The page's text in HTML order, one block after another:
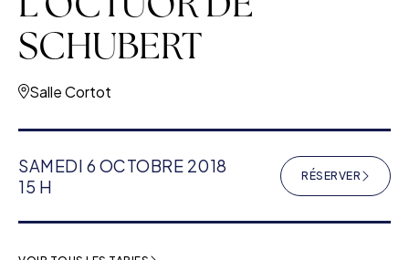
SCHUBERT
Salle Cortot
SAMEDI 6 OCTOBRE 2018
15 H
RÉSERVER(NOUVELLE